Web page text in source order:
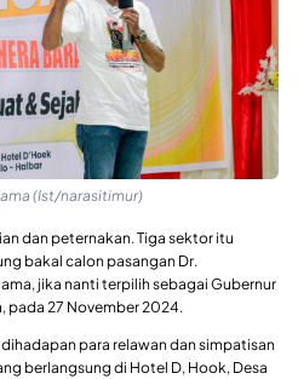
(Ist/narasitimur)
dan peternakan. Tiga sektor itu
bakal calon pasangan Dr.
jika nanti terpilih sebagai Gubernur
pada 27 November 2024.
para relawan dan simpatisan
berlangsung di Hotel D, Hook, Desa